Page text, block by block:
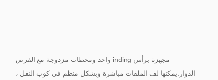
مجهزة برأس inding واحد ومحطات مزدوجة مع القرص
الدوار.يمكنها لف الملفات مباشرة وبشكل منظم في كوب النقل ،